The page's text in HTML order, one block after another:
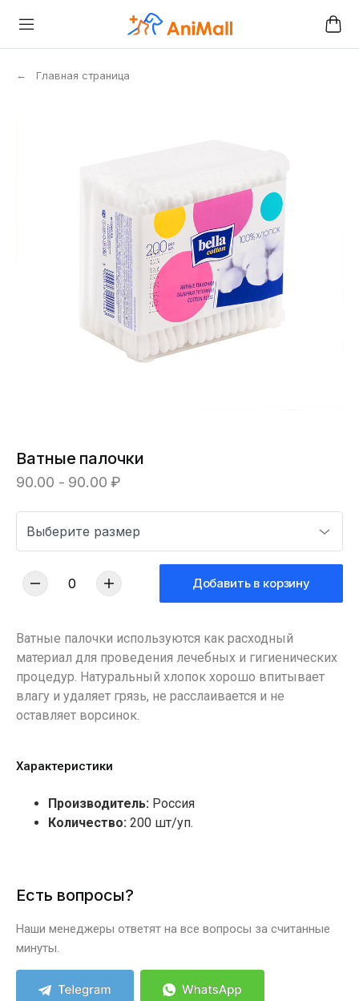
← Главная страница
Ватные палочки
90.00 - 90.00 ₽
Добавить в корзину
Ватные палочки используются как расходный
материал для проведения лечебных и гигиенических
процедур. Натуральный хлопок хорошо впитывает
влагу и удаляет грязь, не расслаивается и не
оставляет ворсинок.
Характеристики
Производитель: Россия
Количество: 200 шт/уп.
Есть вопросы?
Наши менеджеры ответят на все вопросы за считанные
минуты.